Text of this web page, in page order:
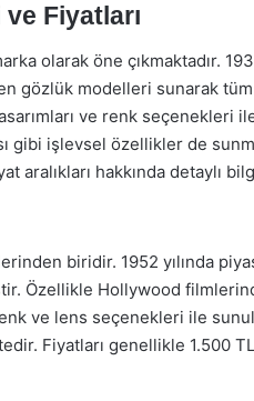
Fiyatları
olarak öne çıkmaktadır.
gözlük modelleri sunarak
ve renk seçenekleri
gibi işlevsel özellikler de
aralıkları hakkında detaylı
biridir. 1952 yılında
Özellikle Hollywood
ve lens seçenekleri ile
Fiyatları genellikle 1.500